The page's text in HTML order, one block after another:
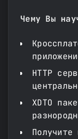
Чему Вы
HTTP
XDTO
Получите